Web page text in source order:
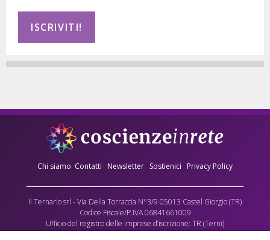
Chi siamo Contatti Newsletter Sostienici Privacy Policy
Il Ternario srl - Via Della Torraccia N°3/9 05013 Castel Giorgio (TR)
Codice Fiscale/P.IVA 06841661009
Ufficio del registro delle imprese d’iscrizione: TR (Terni)
Numero REA: 90173